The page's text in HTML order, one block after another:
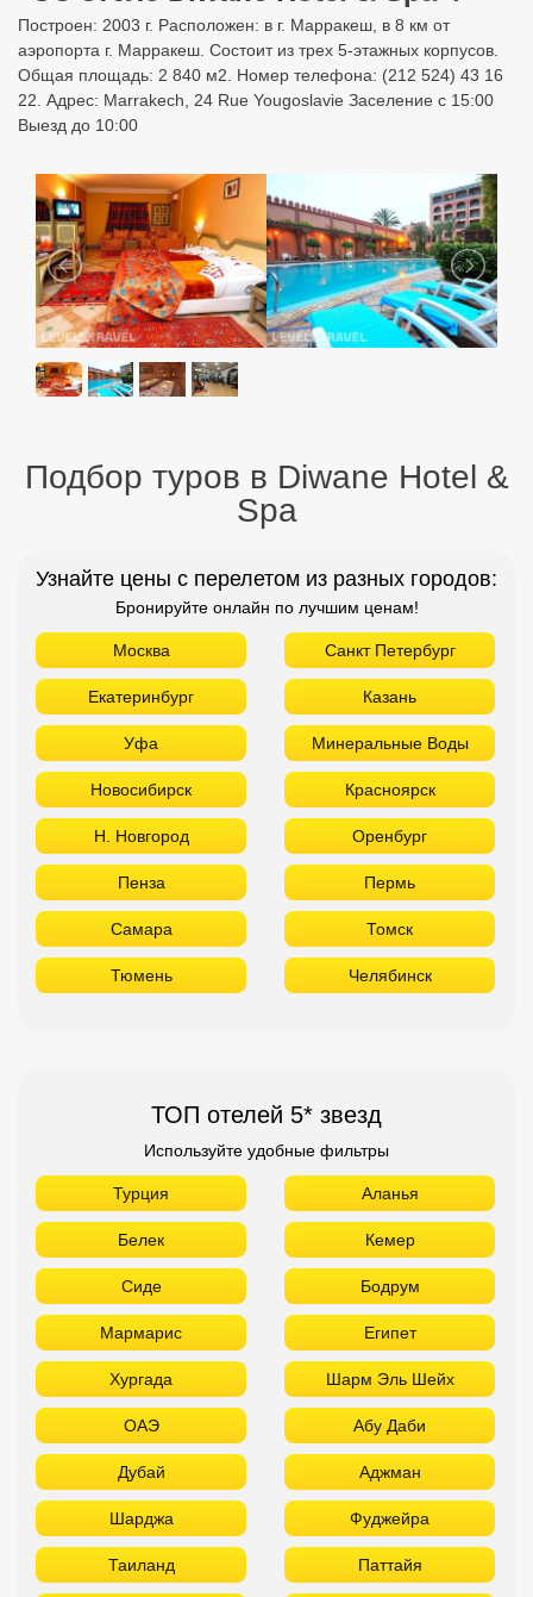
Подбор туров в Diwane Hotel &
Spa
Узнайте цены с перелетом из разных городов:
Бронируйте онлайн по лучшим ценам!
Екатеринбург Казань
Н. Новгород Оренбург
Пенза Пермь
Самара Томск
Тюмень Челябинск
ТОП отелей 5* звезд
Используйте удобные фильтры
Турция Аланья
Хургада Шарм Эль Шейх
ОАЭ Абу Даби
Дубай Аджман
Шарджа Фуджейра
Таиланд Паттайя
Самуй Краби
Као Лак Пхукет
Вьетнам Нячанг
Фантьет Фукуок
Шри Ланка Куба